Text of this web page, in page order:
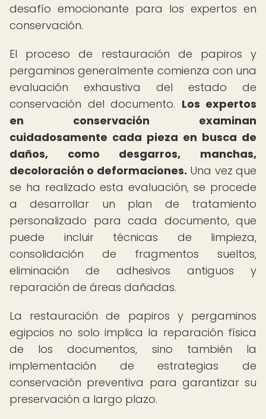
desafío emocionante para los expertos en
conservación.
El proceso de restauración de papiros y
pergaminos generalmente comienza con una
evaluación exhaustiva del estado de
conservación del documento. Los expertos
en conservación examinan
cuidadosamente cada pieza en busca de
daños, como desgarros, manchas,
decoloración o deformaciones. Una vez que
se ha realizado esta evaluación, se procede
a desarrollar un plan de tratamiento
personalizado para cada documento, que
puede incluir técnicas de limpieza,
consolidación de fragmentos sueltos,
eliminación de adhesivos antiguos y
reparación de áreas dañadas.
La restauración de papiros y pergaminos
egipcios no solo implica la reparación física
de los documentos, sino también la
implementación de estrategias de
conservación preventiva para garantizar su
preservación a largo plazo.